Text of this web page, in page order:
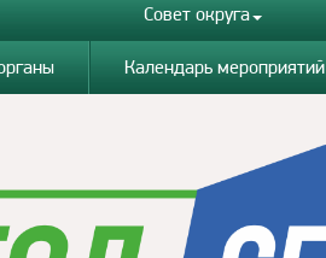
Совет округа
Календарь мероприятий